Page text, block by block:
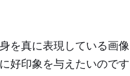
を真に表現している画
好印象を与えたいので